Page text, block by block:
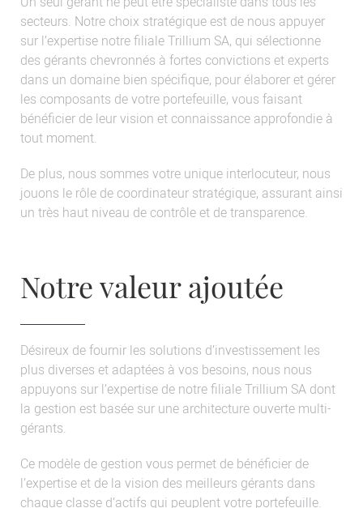
secteurs. Notre choix stratégique est de nous appuyer
sur l’expertise notre filiale Trillium SA, qui sélectionne
des gérants chevronnés à fortes convictions et experts
dans un domaine bien spécifique, pour élaborer et gérer
les composants de votre portefeuille, vous faisant
bénéficier de leur vision et connaissance approfondie à
tout moment.
De plus, nous sommes votre unique interlocuteur, nous
jouons le rôle de coordinateur stratégique, assurant ainsi
un très haut niveau de contrôle et de transparence.
Notre valeur ajoutée
Désireux de fournir les solutions d’investissement les
plus diverses et adaptées à vos besoins, nous nous
appuyons sur l’expertise de notre filiale Trillium SA dont
la gestion est basée sur une architecture ouverte multi-
gérants.
Ce modèle de gestion vous permet de bénéficier de
l’expertise et de la vision des meilleurs gérants dans
chaque classe d’actifs qui peuplent votre portefeuille.